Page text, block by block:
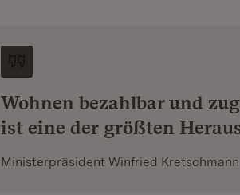
Wohnen bezahlbar und
ist eine der größten
Ministerpräsident Winfried Kretschmann